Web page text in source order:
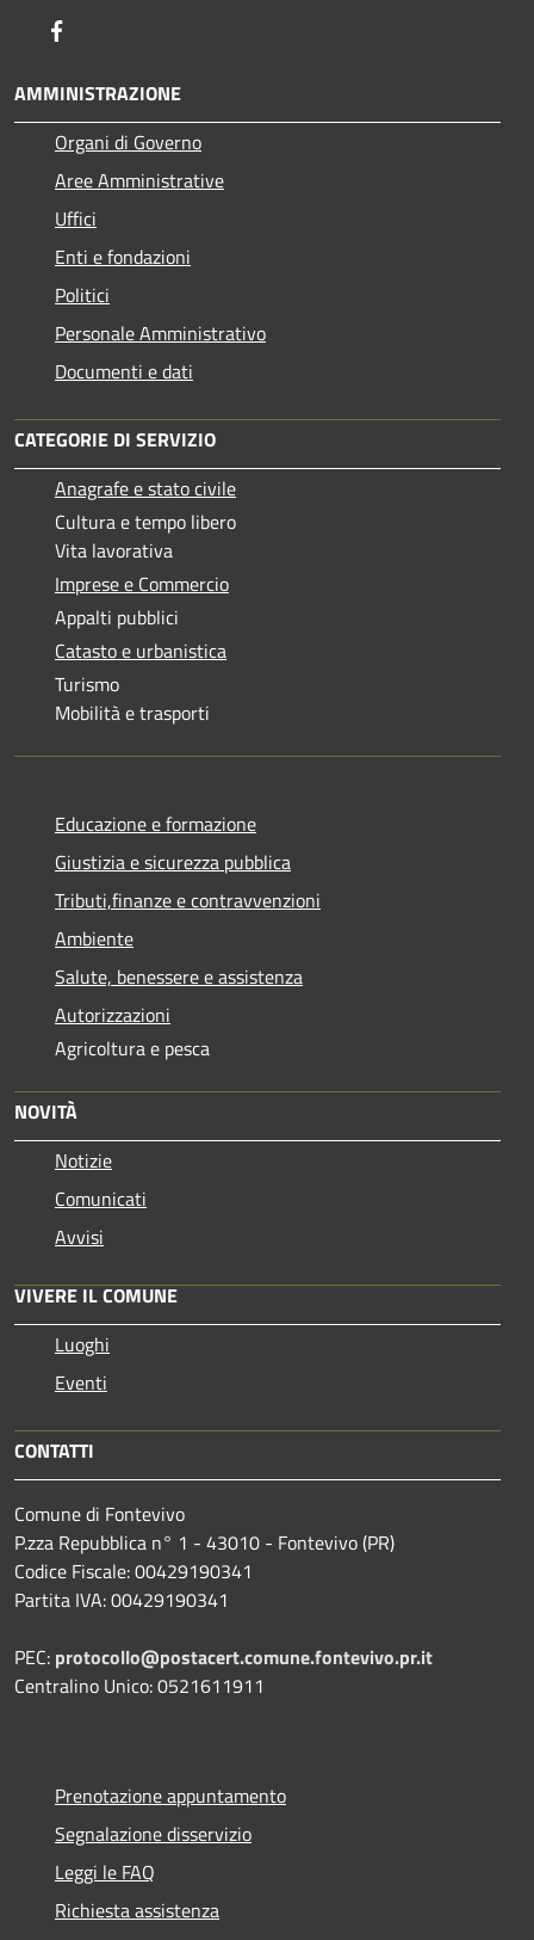
AMMINISTRAZIONE
Organi di Governo
Aree Amministrative
Uffici
Enti e fondazioni
Politici
Personale Amministrativo
Documenti e dati
CATEGORIE DI SERVIZIO
Anagrafe e stato civile
Cultura e tempo libero
Vita lavorativa
Imprese e Commercio
Appalti pubblici
Catasto e urbanistica
Turismo
Mobilità e trasporti
Educazione e formazione
Giustizia e sicurezza pubblica
Tributi,finanze e contravvenzioni
Ambiente
Salute, benessere e assistenza
Autorizzazioni
Agricoltura e pesca
NOVITÀ
Notizie
Comunicati
Avvisi
VIVERE IL COMUNE
Luoghi
Eventi
CONTATTI
Comune di Fontevivo
P.zza Repubblica n° 1 - 43010 - Fontevivo (PR)
Codice Fiscale: 00429190341
Partita IVA: 00429190341
PEC: protocollo@postacert.comune.fontevivo.pr.it
Centralino Unico: 0521611911
Prenotazione appuntamento
Segnalazione disservizio
Leggi le FAQ
Richiesta assistenza